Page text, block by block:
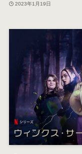
2023年1月19日